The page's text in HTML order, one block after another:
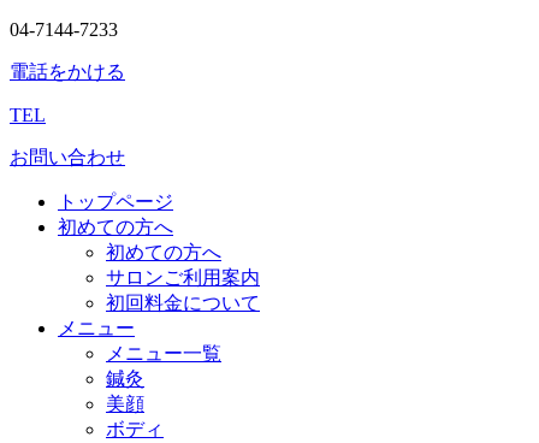
04-7144-7233
電話をかける
TEL
お問い合わせ
トップページ
初めての方へ
初めての方へ
サロンご利用案内
初回料金について
メニュー
メニュー一覧
鍼灸
美顔
ボディ